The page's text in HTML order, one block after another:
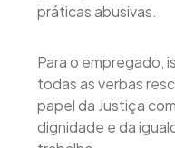
práticas abusivas.
Para o empregado,
todas as verbas
papel da Justiça
dignidade e da